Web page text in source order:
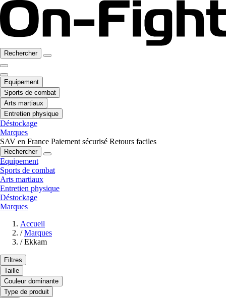
Rechercher
Equipement
Sports de combat
Arts martiaux
Entretien physique
Déstockage
Marques
SAV en France Paiement sécurisé Retours faciles
Rechercher
Equipement
Sports de combat
Arts martiaux
Entretien physique
Déstockage
Marques
Accueil
/ Marques
/ Ekkam
Filtres
Taille
Couleur dominante
Type de produit